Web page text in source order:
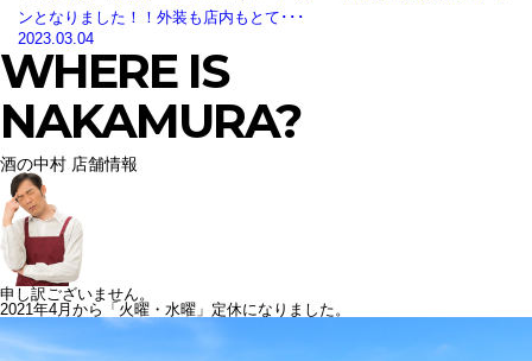
ンとなりました！！外装も店内もとて･･･
2023.03.04
WHERE IS
NAKAMURA?
酒の中村 店舗情報
申し訳ございません。
2021年4月から「火曜・水曜」定休になりました。